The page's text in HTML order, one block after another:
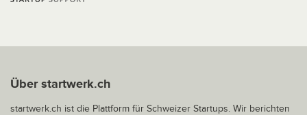
Über startwerk.ch
startwerk.ch ist die Plattform für Schweizer Startups. Wir berichten